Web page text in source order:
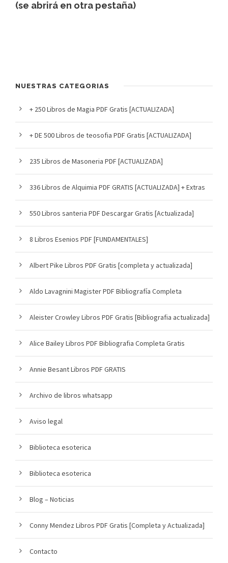
(se abrirá en otra pestaña)
NUESTRAS CATEGORIAS
+ 250 Libros de Magia PDF Gratis [ACTUALIZADA]
+ DE 500 Libros de teosofia PDF Gratis [ACTUALIZADA]
235 Libros de Masoneria PDF [ACTUALIZADA]
336 Libros de Alquimia PDF GRATIS [ACTUALIZADA] + Extras
550 Libros santeria PDF Descargar Gratis [Actualizada]
8 Libros Esenios PDF [FUNDAMENTALES]
Albert Pike Libros PDF Gratis [completa y actualizada]
Aldo Lavagnini Magister PDF Bibliografía Completa
Aleister Crowley Libros PDF Gratis [Bibliografia actualizada]
Alice Bailey Libros PDF Bibliografia Completa Gratis
Annie Besant Libros PDF GRATIS
Archivo de libros whatsapp
Aviso legal
Biblioteca esoterica
Biblioteca esoterica
Blog – Noticias
Conny Mendez Libros PDF Gratis [Completa y Actualizada]
Contacto